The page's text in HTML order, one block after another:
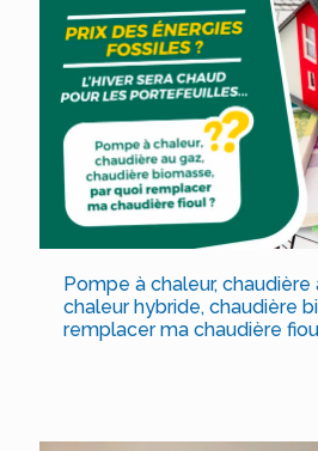
Pompe à chaleur,
chaleur hybride, chaudière
remplacer ma chaudière